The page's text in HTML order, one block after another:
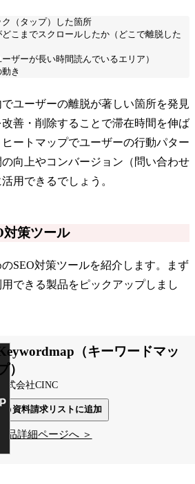
（タップ）した箇所
こまでスクロールしたか（どこで離脱した
ザーが長い時間読んでいるエリア）
き
ユーザーの離脱が著しい箇所を発見
善・削除することで滞在時間を伸ば
ートマップでユーザーの行動パター
向上やコンバージョン（問い合わせ
用できるでしょう。
対策ツール
SEO対策ツールを紹介します。まず
できる製品をピックアップしまし
（キーワードマッ
）
株式会社CINC
資料請求リストに追加
製品詳細ページへ ＞